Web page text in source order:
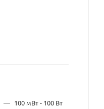
— 100 мВт - 100 Вт